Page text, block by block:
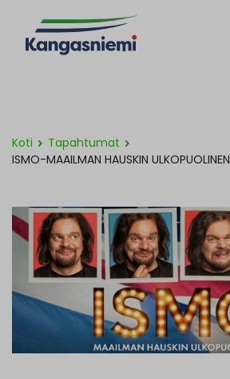
Koti
Tapahtumat
ISMO-MAAILMAN HAUSKIN ULKOPUOLINEN